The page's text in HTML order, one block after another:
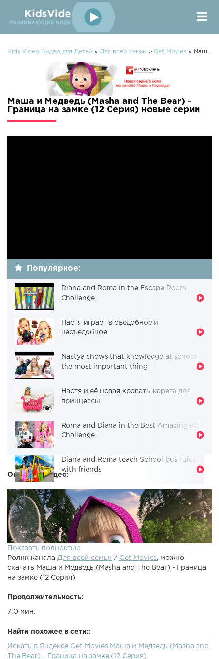
Kids Video Видео для Детей » Для всей семьи » Get Movies » Маша и Медведь (Masha and The Bear) - Граница на замке (12 Серия)
Маша и Медведь (Masha and The Bear) -
Граница на замке (12 Серия) новые серии
Популярное:
Diana and Roma in the Escape Room
Challenge
Настя играет в съедобное и
несъедобное
Nastya shows that knowledge at school is
the most important thing
Настя и её новая кровать-карета для
принцессы
Roma and Diana in the Best Amazing Kids
Challenge
Diana and Roma teach School bus rules
with friends
Описание видео:
– Masha and The Bear official websiteMasha And The Bear
замке(Серия 12)Медведь с нетерпением ждёт урожая
моркови. Хитрый заяц также поджидает момента, когда
Показать полностью
Ролик канала Для всей семьи / Get Movies , можно
скачать Маша и Медведь (Masha and The Bear) - Граница
на замке (12 Серия)
Продолжительность:
7:0 мин.
Найти похожее в сети::
Искать в Яндексе Get Movies Маша и Медведь (Masha and
The Bear) - Граница на замке (12 Серия)